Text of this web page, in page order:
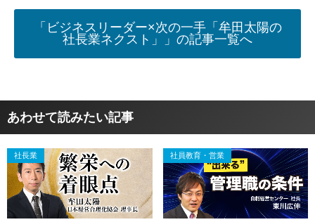
「ビジネスリーダー×次の一手「牟田太陽の
社長業ネクスト」」の記事一覧へ
あわせて読みたい記事
社長業 社員教育・営業